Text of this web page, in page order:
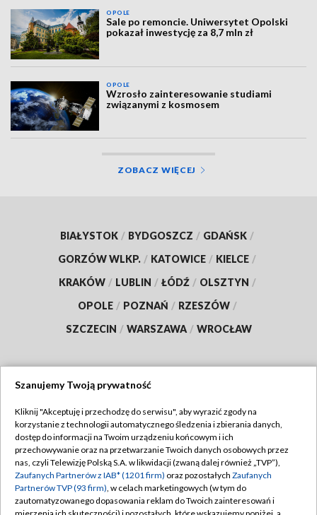
OPOLE
Sale po remoncie. Uniwersytet Opolski
pokazał inwestycję za 8,7 mln zł
OPOLE
Wzrosło zainteresowanie studiami
związanymi z kosmosem
ZOBACZ WIĘCEJ
BIAŁYSTOK / BYDGOSZCZ / GDAŃSK /
GORZÓW WLKP. / KATOWICE / KIELCE /
KRAKÓW / LUBLIN / ŁÓDŹ / OLSZTYN /
OPOLE / POZNAŃ / RZESZÓW /
SZCZECIN / WARSZAWA / WROCŁAW
TVP
Abonament TVP
Emisja w TVP
Centrum informacji TVP
Regulamin TVP
Polityka prywatności
Moje zgody
Szanujemy Twoją prywatność
Kliknij "Akceptuję i przechodzę do serwisu", aby wyrazić zgody na
korzystanie z technologii automatycznego śledzenia i zbierania danych,
dostęp do informacji na Twoim urządzeniu końcowym i ich
przechowywanie oraz na przetwarzanie Twoich danych osobowych przez
nas, czyli Telewizję Polską S.A. w likwidacji (zwaną dalej również „TVP”),
Zaufanych Partnerów z IAB* (1201 firm) oraz pozostałych Zaufanych
Partnerów TVP (93 firm), w celach marketingowych (w tym do
zautomatyzowanego dopasowania reklam do Twoich zainteresowań i